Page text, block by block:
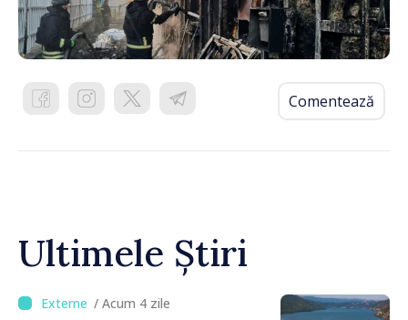
Comentează
Ultimele Știri
/ Acum 4 zile